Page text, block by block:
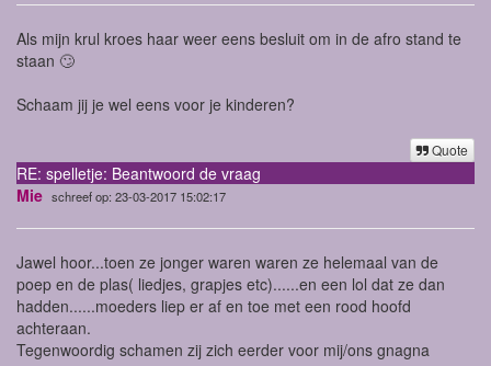
Als mijn krul kroes haar weer eens besluit om in de afro stand te
staan 🙄
Schaam jij je wel eens voor je kinderen?
Quote
RE: spelletje: Beantwoord de vraag
Mie schreef op: 23-03-2017 15:02:17
Jawel hoor...toen ze jonger waren waren ze helemaal van de
poep en de plas( liedjes, grapjes etc)......en een lol dat ze dan
hadden......moeders liep er af en toe met een rood hoofd
achteraan.
Tegenwoordig schamen zij zich eerder voor mij/ons gnagna